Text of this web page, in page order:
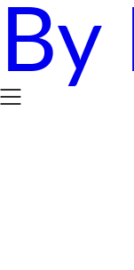
Skip
content